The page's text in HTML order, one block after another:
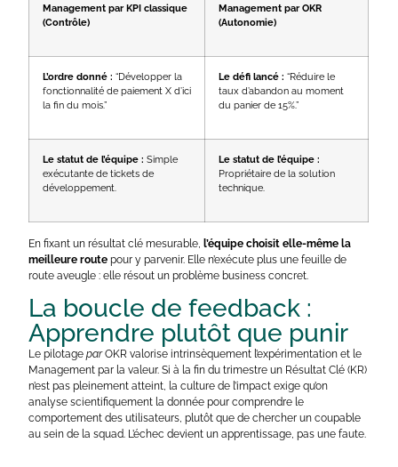
Management par KPI classique
(Contrôle)
Management par OKR
(Autonomie)
L’ordre donné : “Développer la
fonctionnalité de paiement X d’ici
la fin du mois.”
Le défi lancé : “Réduire le
taux d’abandon au moment
du panier de 15%.”
Le statut de l’équipe : Simple
exécutante de tickets de
développement.
Le statut de l’équipe :
Propriétaire de la solution
technique.
En fixant un résultat clé mesurable,l’équipe choisit elle-même la
meilleure route pour y parvenir. Elle n’exécute plus une feuille de
route aveugle : elle résout un problème business concret.
La boucle de feedback :
Apprendre plutôt que punir
Le pilotageparOKR valorise intrinsèquement l’expérimentation et le
Management par la valeur. Si à la fin du trimestre un Résultat Clé (KR)
n’est pas pleinement atteint, la culture de l’impact exige qu’on
analyse scientifiquement la donnée pour comprendre le
comportement des utilisateurs, plutôt que de chercher un coupable
au sein de la squad. L’échec devient un apprentissage, pas une faute.